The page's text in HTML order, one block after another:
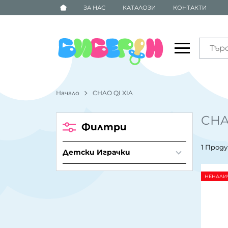
ЗА НАС КАТАЛОЗИ КОНТАКТИ
Начало CHAO QI XIA
1
Филтри
Детски Играчки